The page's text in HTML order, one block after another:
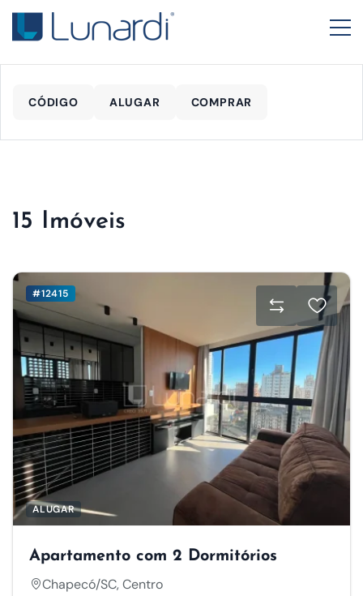
CÓDIGO ALUGAR COMPRAR
15 Imóveis
#12415
ALUGAR
Apartamento com 2 Dormitórios
Chapecó/SC, Centro